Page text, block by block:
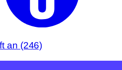
an (246)